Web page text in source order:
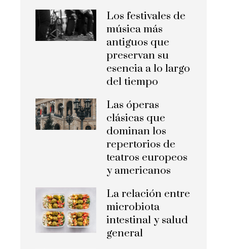
Los festivales de
música más
antiguos que
preservan su
esencia a lo largo
del tiempo
Las óperas
clásicas que
dominan los
repertorios de
teatros europeos
y americanos
La relación entre
microbiota
intestinal y salud
general